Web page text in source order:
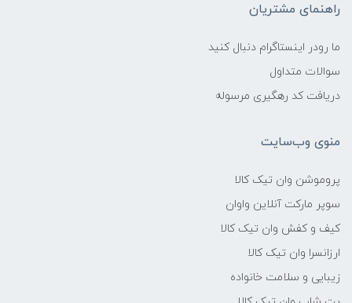
راهنمای مشتریان
ما رودر اینستاگرام دنبال کنید
سوالات متداول
دریافت کد رهگیری مرسوله
منوی وب‌سایت
پروموشن وان تیک کالا
سوپر مارکت آنلاین واوان
کیف و کفش وان تیک کالا
ارزانسرا وان تیک کالا
زیبایی و سلامت خانواده